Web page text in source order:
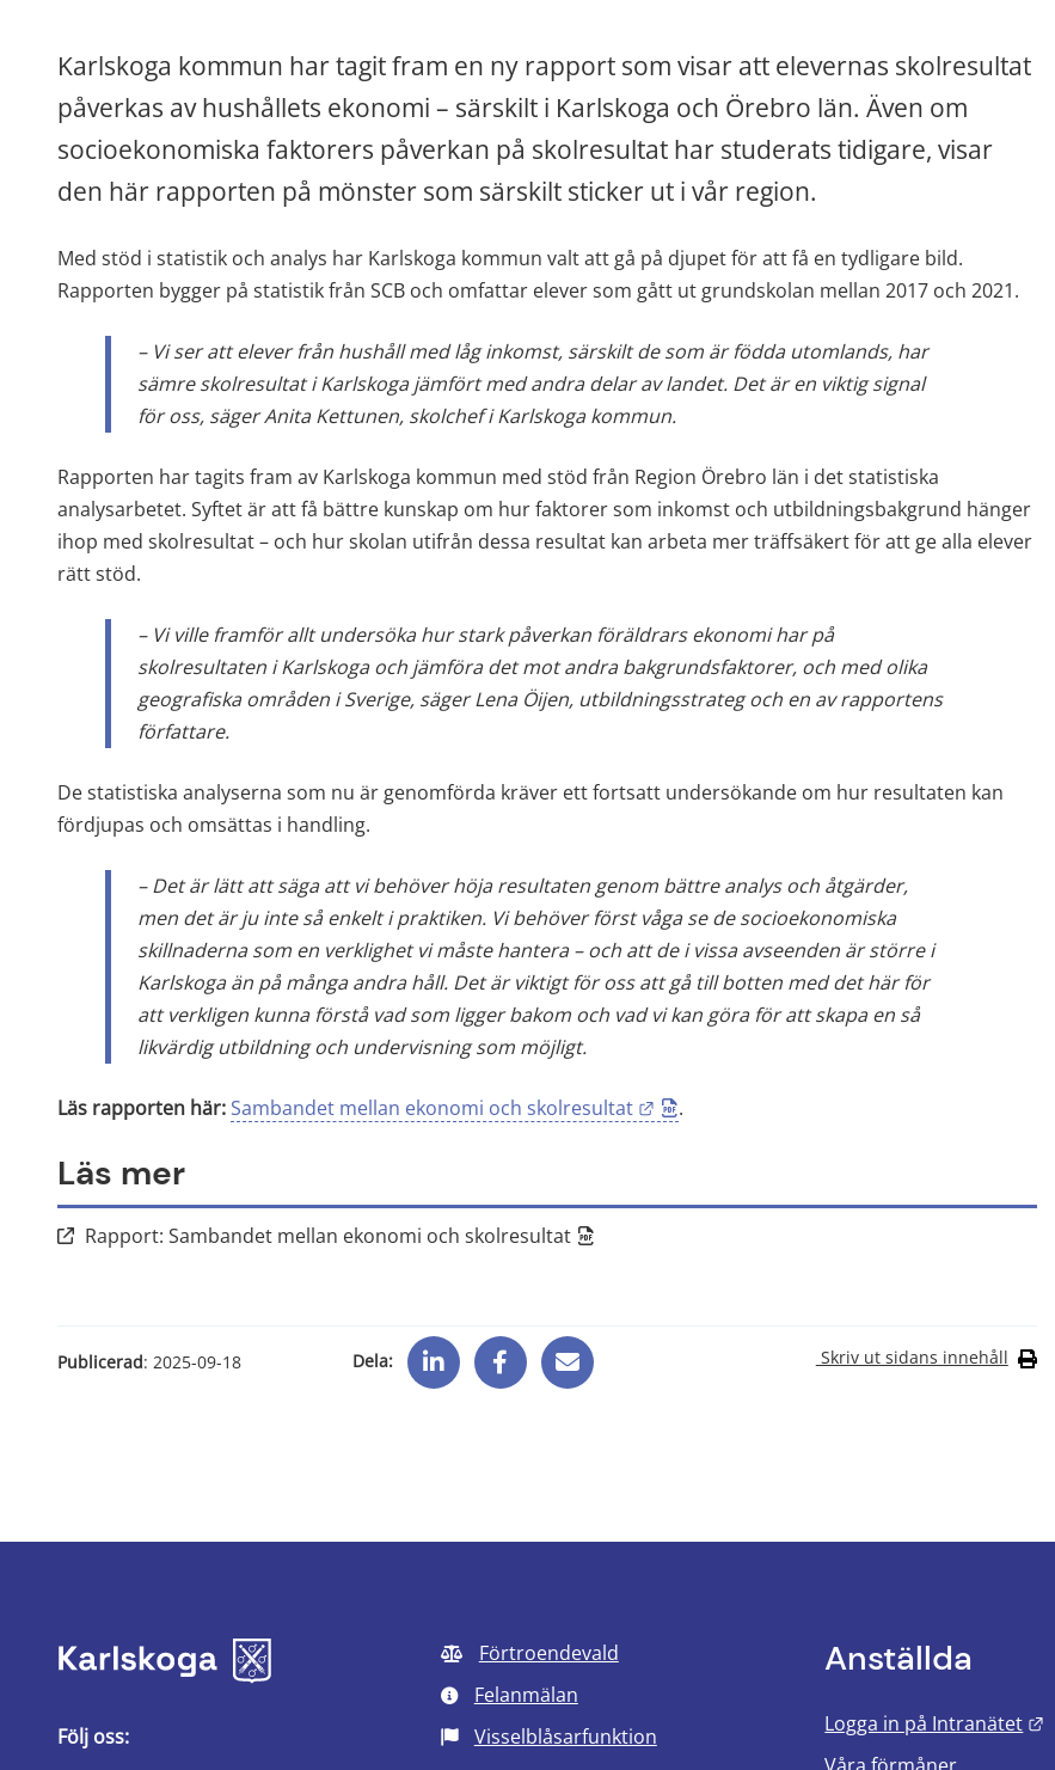
Karlskoga kommun har tagit fram en ny rapport som visar att elevernas skolresultat
påverkas av hushållets ekonomi – särskilt i Karlskoga och Örebro län. Även om
socioekonomiska faktorers påverkan på skolresultat har studerats tidigare, visar
den här rapporten på mönster som särskilt sticker ut i vår region.
Med stöd i statistik och analys har Karlskoga kommun valt att gå på djupet för att få en tydligare bild.
Rapporten bygger på statistik från SCB och omfattar elever som gått ut grundskolan mellan 2017 och 2021.
– Vi ser att elever från hushåll med låg inkomst, särskilt de som är födda utomlands, har
sämre skolresultat i Karlskoga jämfört med andra delar av landet. Det är en viktig signal
för oss, säger Anita Kettunen, skolchef i Karlskoga kommun.
Rapporten har tagits fram av Karlskoga kommun med stöd från Region Örebro län i det statistiska
analysarbetet. Syftet är att få bättre kunskap om hur faktorer som inkomst och utbildningsbakgrund hänger
ihop med skolresultat – och hur skolan utifrån dessa resultat kan arbeta mer träffsäkert för att ge alla elever
rätt stöd.
– Vi ville framför allt undersöka hur stark påverkan föräldrars ekonomi har på
skolresultaten i Karlskoga och jämföra det mot andra bakgrundsfaktorer, och med olika
geografiska områden i Sverige, säger Lena Öijen, utbildningsstrateg och en av rapportens
författare.
De statistiska analyserna som nu är genomförda kräver ett fortsatt undersökande om hur resultaten kan
fördjupas och omsättas i handling.
– Det är lätt att säga att vi behöver höja resultaten genom bättre analys och åtgärder,
men det är ju inte så enkelt i praktiken. Vi behöver först våga se de socioekonomiska
skillnaderna som en verklighet vi måste hantera – och att de i vissa avseenden är större i
Karlskoga än på många andra håll. Det är viktigt för oss att gå till botten med det här för
att verkligen kunna förstå vad som ligger bakom och vad vi kan göra för att skapa en så
likvärdig utbildning och undervisning som möjligt.
Läs rapporten här: Sambandet mellan ekonomi och skolresultat Länk till annan webbplats.
.
Läs mer
Rapport: Sambandet mellan ekonomi och skolresultatÖppnas i nytt fönster.
Publicerad: 2025-09-18 Dela: Skriv ut sidans innehåll
Följ oss:
Förtroendevald
Felanmälan
Visselblåsarfunktion
Anställda
Logga in på Intranätet